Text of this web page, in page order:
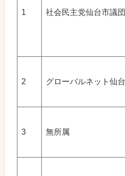
1 社会民主党仙台市議団
2 グローバルネット仙台
3 無所属